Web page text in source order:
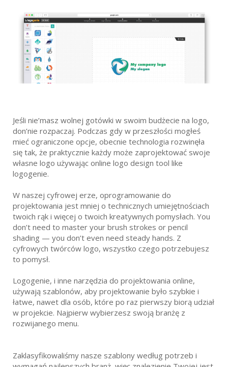
Jeśli nie’masz wolnej gotówki w swoim budżecie na logo,
don’nie rozpaczaj. Podczas gdy w przeszłości mogłeś
mieć ograniczone opcje, obecnie technologia rozwinęła
się tak, że praktycznie każdy może zaprojektować swoje
własne logo używając online logo design tool like
logogenie.
W naszej cyfrowej erze, oprogramowanie do
projektowania jest mniej o technicznych umiejętnościach
twoich rąk i więcej o twoich kreatywnych pomysłach. You
don’t need to master your brush strokes or pencil
shading — you don’t even need steady hands. Z
cyfrowych twórców logo, wszystko czego potrzebujesz
to pomysł.
Logogenie, i inne narzędzia do projektowania online,
używają szablonów, aby projektowanie było szybkie i
łatwe, nawet dla osób, które po raz pierwszy biorą udział
w projekcie. Najpierw wybierzesz swoją branżę z
rozwijanego menu.
Zaklasyfikowaliśmy nasze szablony według potrzeb i